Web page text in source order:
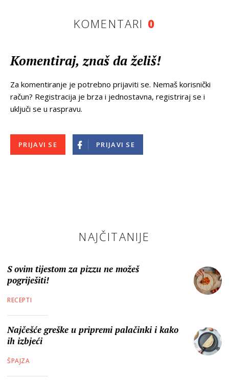
KOMENTARI 0
Komentiraj, znaš da želiš!
Za komentiranje je potrebno prijaviti se. Nemaš korisnički
račun? Registracija je brza i jednostavna, registriraj se i
uključi se u raspravu.
PRIJAVI SE PRIJAVI SE
NAJČITANIJE
S ovim tijestom za pizzu ne možeš
pogriješiti!
RECEPTI
Najčešće greške u pripremi palačinki i kako
ih izbjeći
ŠPAJZA